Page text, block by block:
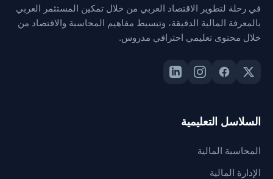
في رحلة لتطوير الاقتصاد العربي من خلال تمكين المستثمر العربي
بالمعرفة المالية الدقيقة، وتبسيط مفاهيم المحاسبة والاقتصاد من
خلال محتوى تعليمي احترافي مدروس.
السلاسل التعليمية
المحاسبة المالية
الإدارة المالية